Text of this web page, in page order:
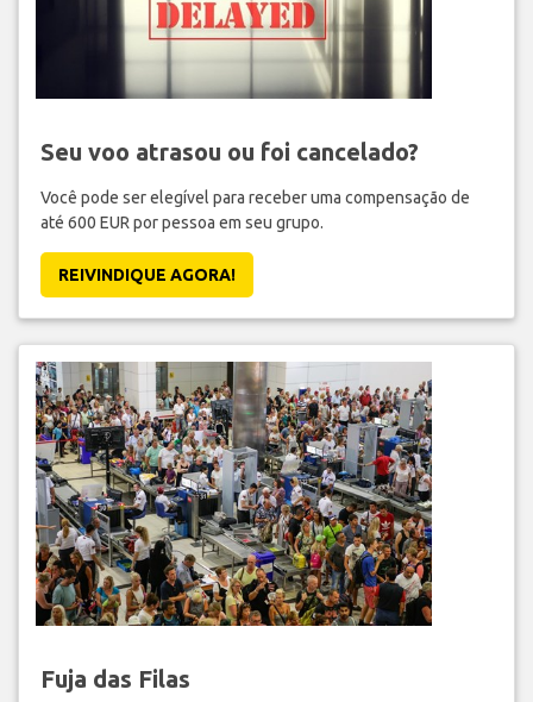
Seu voo atrasou ou foi cancelado?
Você pode ser elegível para receber uma compensação de
até 600 EUR por pessoa em seu grupo.
REIVINDIQUE AGORA!
Fuja das Filas